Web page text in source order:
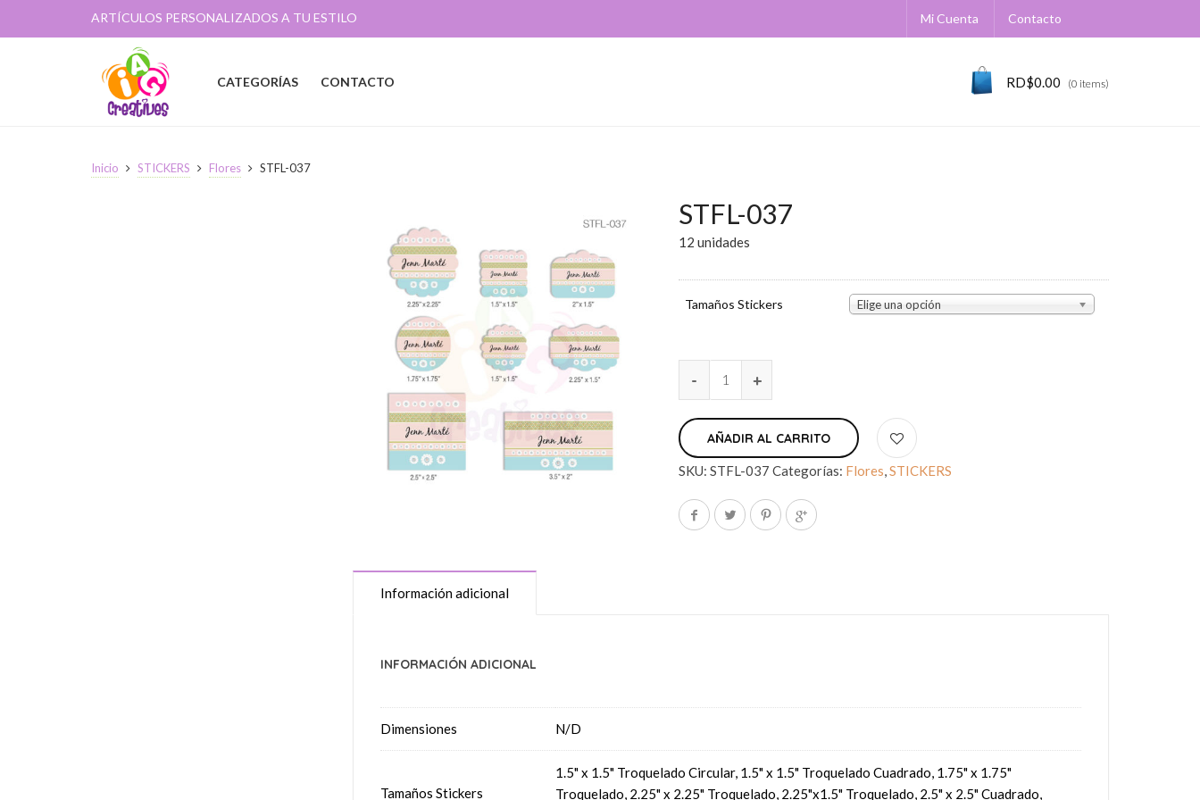
ARTÍCULOS PERSONALIZADOS A TU ESTILO Mi Cuenta Contacto
RD$0.00 (0 items)
CATEGORÍAS CONTACTO
Inicio STICKERS Flores STFL-037
STFL-037
12 unidades
Tamaños Stickers Elige una opción
AÑADIR AL CARRITO
SKU:STFL-037 Categorías: Flores,STICKERS
Información adicional
INFORMACIÓN ADICIONAL
Dimensiones N/D
Tamaños Stickers
1.5" x 1.5" Troquelado Circular, 1.5" x 1.5" Troquelado Cuadrado, 1.75" x 1.75"
Troquelado, 2.25" x 2.25" Troquelado, 2.25"x1.5" Troquelado, 2.5" x 2.5" Cuadrado,